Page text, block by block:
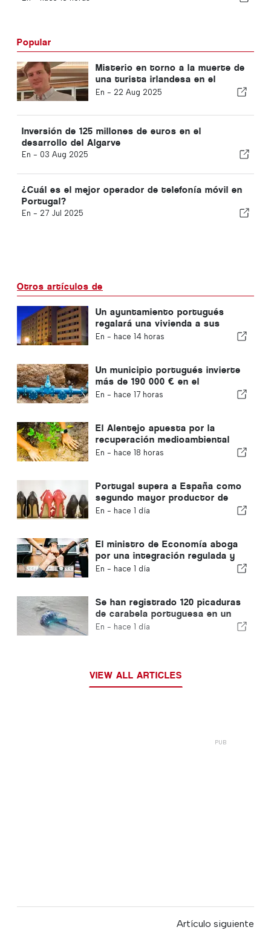
Popular
Misterio en torno a la muerte de
una turista irlandesa en el
Algarve
En - 22 Aug 2025
Inversión de 125 millones de euros en el
desarrollo del Algarve
En - 03 Aug 2025
¿Cuál es el mejor operador de telefonía móvil en
Portugal?
En - 27 Jul 2025
Otros artículos de
Un ayuntamiento portugués
regalará una vivienda a sus
ciudadanos
En - hace 14 horas
Un municipio portugués invierte
más de 190 000 € en el
suministro de agua
En - hace 17 horas
El Alentejo apuesta por la
recuperación medioambiental
con fondos europeos
En - hace 18 horas
Portugal supera a España como
segundo mayor productor de
calzado de Europa
En - hace 1 día
El ministro de Economía aboga
por una integración regulada y
garantiza una vía rápida para los
En - hace 1 día
Se han registrado 120 picaduras
de carabela portuguesa en un
solo día
En - hace 1 día
VIEW ALL ARTICLES
Artículo siguiente